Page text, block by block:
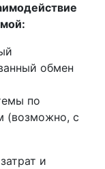
обмен
по
(возможно, с
и